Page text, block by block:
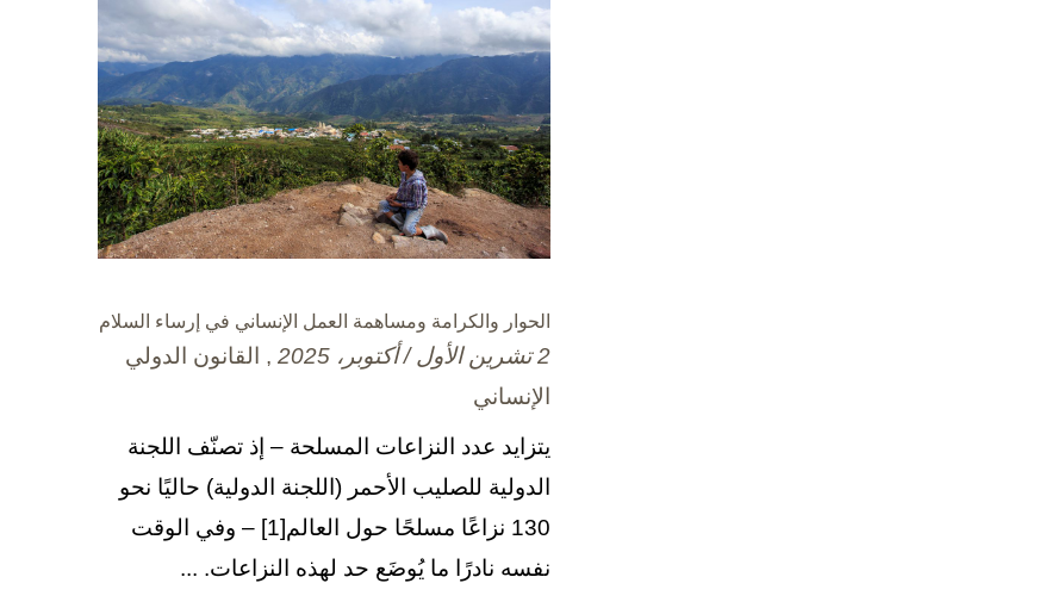
الحوار والكرامة ومساهمة العمل الإنساني في إرساء السلام
2 تشرين الأول / أكتوبر، 2025
, القانون الدولي
الإنساني
يتزايد عدد النزاعات المسلحة – إذ تصنّف اللجنة
الدولية للصليب الأحمر (اللجنة الدولية) حاليًا نحو
130 نزاعًا مسلحًا حول العالم[1] – وفي الوقت
نفسه نادرًا ما يُوضَع حد لهذه النزاعات. ...